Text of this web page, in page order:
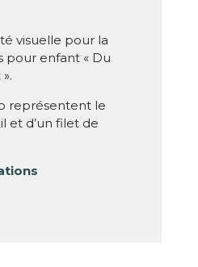
visuelle pour la
pour enfant « Du
représentent le
et d’un filet de